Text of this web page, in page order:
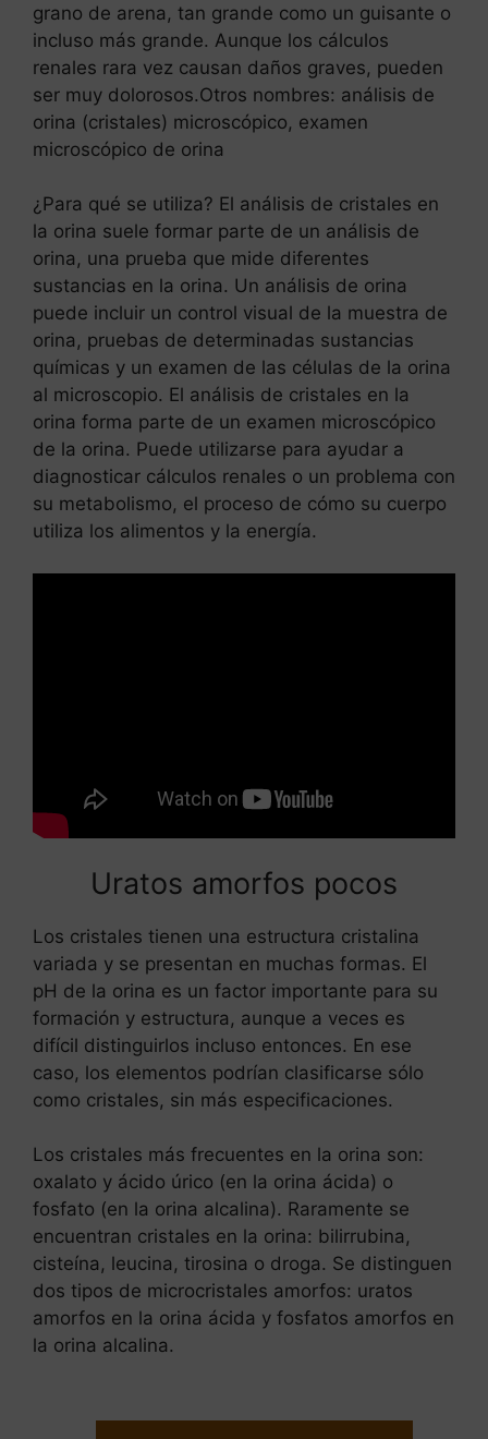
grano de arena, tan grande como un guisante o
incluso más grande. Aunque los cálculos
renales rara vez causan daños graves, pueden
ser muy dolorosos.Otros nombres: análisis de
orina (cristales) microscópico, examen
microscópico de orina
¿Para qué se utiliza? El análisis de cristales en
la orina suele formar parte de un análisis de
orina, una prueba que mide diferentes
sustancias en la orina. Un análisis de orina
puede incluir un control visual de la muestra de
orina, pruebas de determinadas sustancias
químicas y un examen de las células de la orina
al microscopio. El análisis de cristales en la
orina forma parte de un examen microscópico
de la orina. Puede utilizarse para ayudar a
diagnosticar cálculos renales o un problema con
su metabolismo, el proceso de cómo su cuerpo
utiliza los alimentos y la energía.
Uratos amorfos pocos
Los cristales tienen una estructura cristalina
variada y se presentan en muchas formas. El
pH de la orina es un factor importante para su
formación y estructura, aunque a veces es
difícil distinguirlos incluso entonces. En ese
caso, los elementos podrían clasificarse sólo
como cristales, sin más especificaciones.
Los cristales más frecuentes en la orina son:
oxalato y ácido úrico (en la orina ácida) o
fosfato (en la orina alcalina). Raramente se
encuentran cristales en la orina: bilirrubina,
cisteína, leucina, tirosina o droga. Se distinguen
dos tipos de microcristales amorfos: uratos
amorfos en la orina ácida y fosfatos amorfos en
la orina alcalina.